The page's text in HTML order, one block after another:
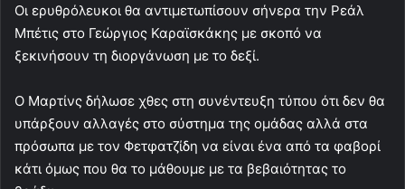
Οι ερυθρόλευκοι θα αντιμετωπίσουν σήνερα την Ρεάλ
Μπέτις στο Γεώργιος Καραϊσκάκης με σκοπό να
ξεκινήσουν τη διοργάνωση με το δεξί.
Ο Μαρτίνς δήλωσε χθες στη συνέντευξη τύπου ότι δεν θα
υπάρξουν αλλαγές στο σύστημα της ομάδας αλλά στα
πρόσωπα με τον Φετφατζίδη να είναι ένα από τα φαβορί
κάτι όμως που θα το μάθουμε με τα βεβαιότητας το